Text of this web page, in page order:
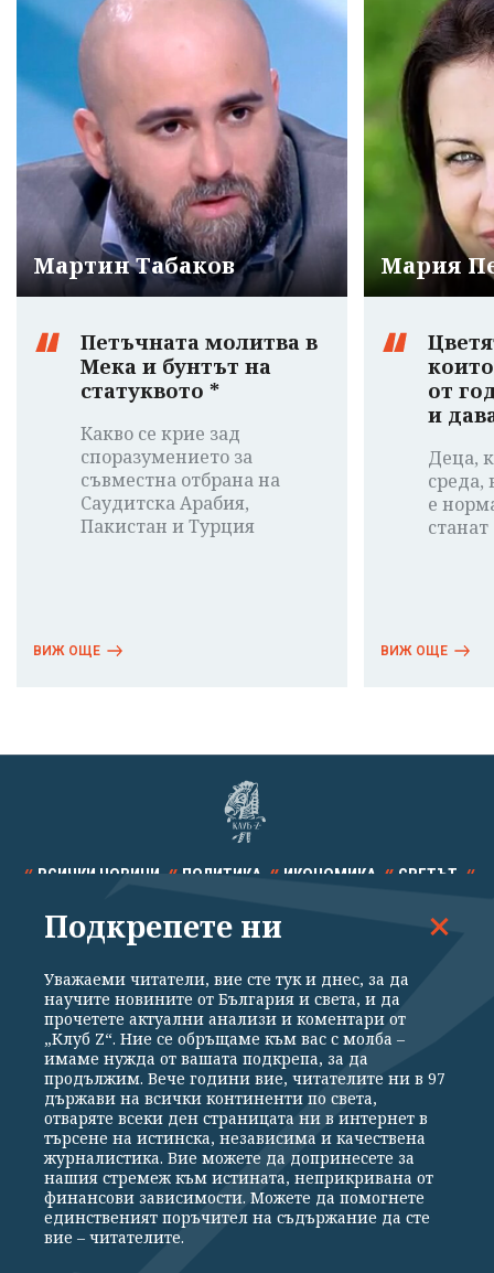
Мартин Табаков
Петъчната молитва в
Мека и бунтът на
статуквото *
Какво се крие зад
споразумението за
съвместна отбрана на
Саудитска Арабия,
Пакистан и Турция
ВИЖ ОЩЕ
Мария
от
и
Деца,
среда,
е
ВИЖ ОЩЕ
ВСИЧКИ НОВИНИ ПОЛИТИКА ИКОНОМИКА СВЕТЪТ
СПОРТ КУЛТУРА ТЕХНОЛОГИИ КАЛЕЙДОСКОП
Общи условия
Политика за поверителност
Реклама
Партньори Контакти
За Клуб Z
Екип
Подкрепете ни
Издател на www.clubz.bg е „Клуб Зебра Медия“ ЕООД, София, ул. "Алеко
Константинов" 3. Всички права запазени 2026 „Клуб Зебра Медия“
Подкрепете ни
Уважаеми читатели, вие сте тук и днес, за да
научите новините от България и света, и да
прочетете актуални анализи и коментари от
„Клуб Z“. Ние се обръщаме към вас с молба –
имаме нужда от вашата подкрепа, за да
продължим. Вече години вие, читателите ни в 97
държави на всички континенти по света,
отваряте всеки ден страницата ни в интернет в
търсене на истинска, независима и качествена
журналистика. Вие можете да допринесете за
нашия стремеж към истината, неприкривана от
финансови зависимости. Можете да помогнете
единственият поръчител на съдържание да сте
вие – читателите.